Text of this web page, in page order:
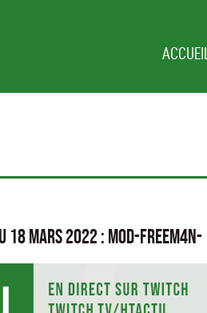
ACCUEIL
18 mars 2022 : Mod-Freem4n-